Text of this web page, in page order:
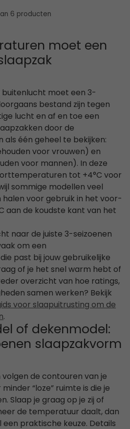
6 producten
moet een
moet een 3-
bestand zijn tegen
lucht en af en toe een
door de
één geheel te bekijken:
voor vrouwen) en
voor mannen). In deze
tot +4°C voor
sommige modellen veel
voor gebruik in het voor-
aan de koudste kant van het
naar de juiste 3-seizoenen
om een
past bij jouw gebruikelijke
of je het snel warm hebt of
overzicht van hoe ratings,
samen werken? Bekijk
voor slaapuitrusting om de
.
of dekenmodel:
slaapzakvorm
de contouren van je
“loze” ruimte is die je
Slaap je graag op je zij of
de temperatuur daalt, dan
praktische keuze. Details